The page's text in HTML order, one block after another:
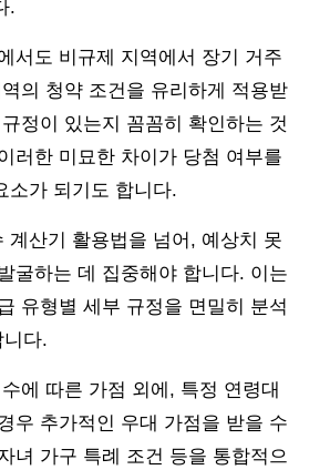
.
서도 비규제 지역에서 장기 거주
의 청약 조건을 유리하게 적용받
정이 있는지 꼼꼼히 확인하는 것
러한 미묘한 차이가 당첨 여부를
소가 되기도 합니다.
계산기 활용법을 넘어, 예상치 못
굴하는 데 집중해야 합니다. 이는
유형별 세부 규정을 면밀히 분석
다.
에 따른 가점 외에, 특정 연령대
우 추가적인 우대 가점을 받을 수
녀 가구 특례 조건 등을 통합적으